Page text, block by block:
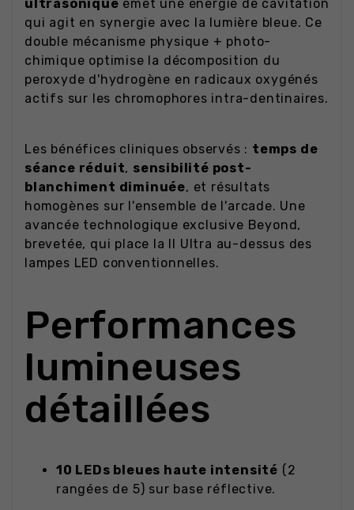
ultrasonique émet une énergie de cavitation
qui agit en synergie avec la lumière bleue. Ce
double mécanisme physique + photo-
chimique optimise la décomposition du
peroxyde d'hydrogène en radicaux oxygénés
actifs sur les chromophores intra-dentinaires.
Les bénéfices cliniques observés : temps de
séance réduit, sensibilité post-
blanchiment diminuée, et résultats
homogènes sur l'ensemble de l'arcade. Une
avancée technologique exclusive Beyond,
brevetée, qui place la II Ultra au-dessus des
lampes LED conventionnelles.
Performances
lumineuses
détaillées
10 LEDs bleues haute intensité (2
rangées de 5) sur base réflective.